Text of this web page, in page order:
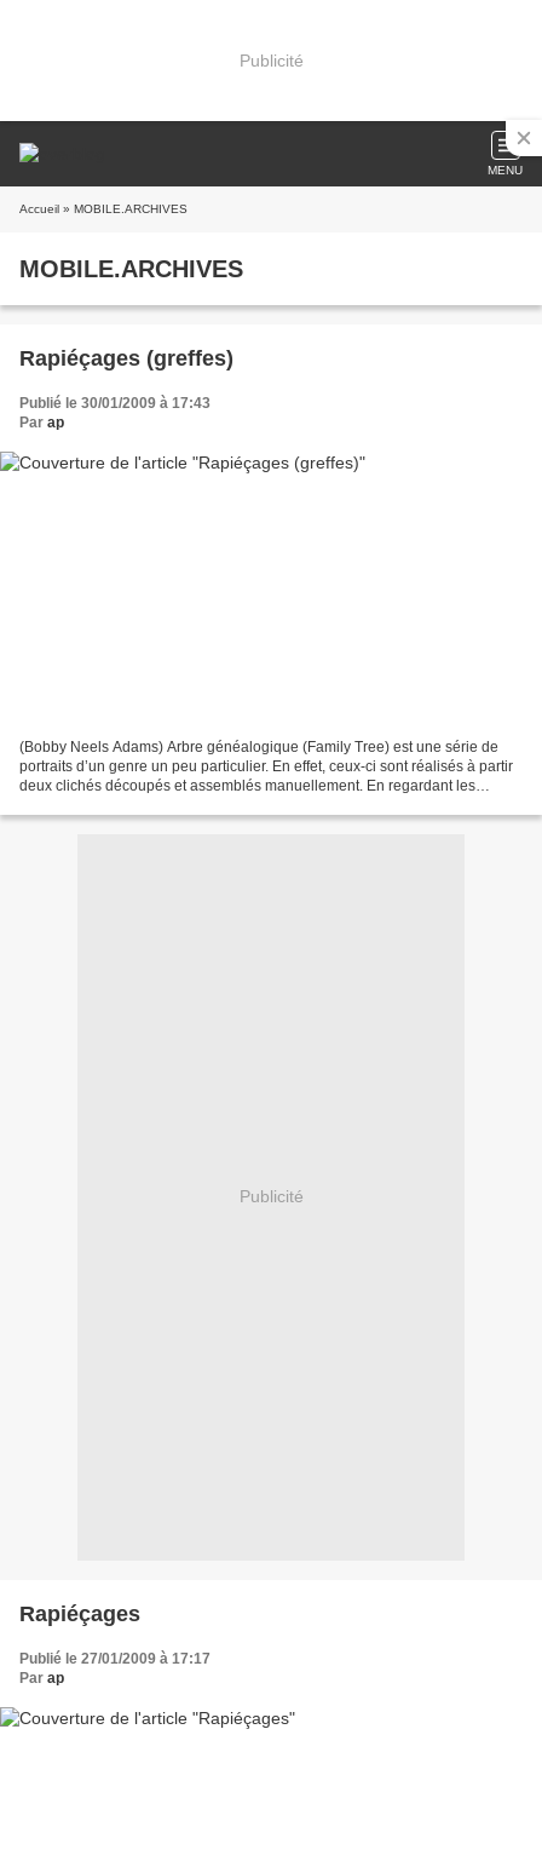
Publicité
MENU
Accueil » MOBILE.ARCHIVES
MOBILE.ARCHIVES
Rapiéçages (greffes)
Publié le 30/01/2009 à 17:43
Par ap
(Bobby Neels Adams) Arbre généalogique (Family Tree) est une série de
portraits d’un genre un peu particulier. En effet, ceux-ci sont réalisés à partir
deux clichés découpés et assemblés manuellement. En regardant les
Publicité
Rapiéçages
Publié le 27/01/2009 à 17:17
Par ap